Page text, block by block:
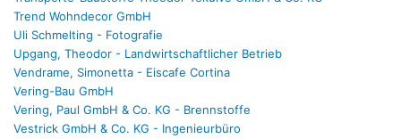
Trend Wohndecor GmbH
Uli Schmelting - Fotografie
Upgang, Theodor - Landwirtschaftlicher Betrieb
Vendrame, Simonetta - Eiscafe Cortina
Vering-Bau GmbH
Vering, Paul GmbH & Co. KG - Brennstoffe
Vestrick GmbH & Co. KG - Ingenieurbüro